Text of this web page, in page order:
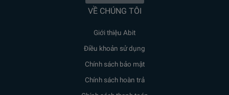
VỀ CHÚNG TÔI
Giới thiệu Abit
Điều khoản sử dụng
Chính sách bảo mật
Chính sách hoàn trả